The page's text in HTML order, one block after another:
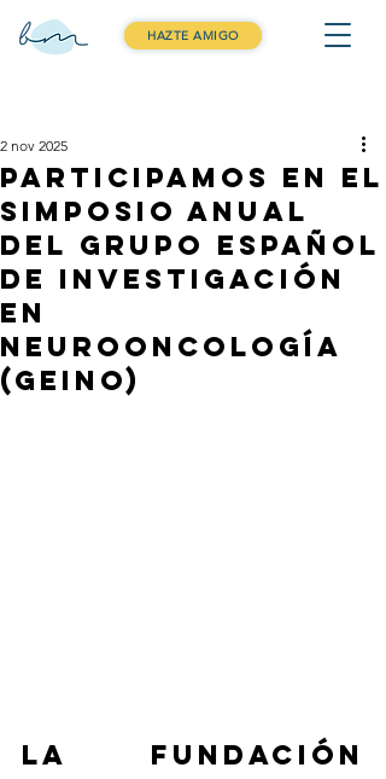
HAZTE AMIGO
Participamos en el
Simposio anual
del Grupo Español
de Investigación
en
Neurooncología
(GEINO)
2 nov 2025
La Fundación